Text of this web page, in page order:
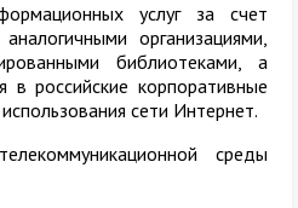
услуг за счет
организациями,
библиотеками, а
российские корпоративные
сети Интернет.
среды